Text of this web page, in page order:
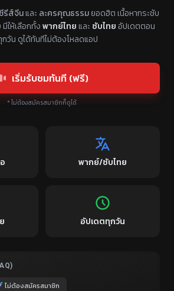
ตั้ง พากย์ไทย ซับไทย
รีส์จีนและ ละครคุณธรรมยอดฮิต เนื้อหากระชับ
ให้เลือกทั้งพากย์ไทยและ ซับไทยอัปเดตตอน
กวัน ดูได้ทันทีไม่ต้องโหลดแอป
เริ่มรับชมทันที (ฟรี)
* ไม่ต้องสมัครสมาชิกก็ดูได้
พากย์/ซับไทย
อัปเดตทุกวัน
ไม่ต้องสมัครสมาชิก